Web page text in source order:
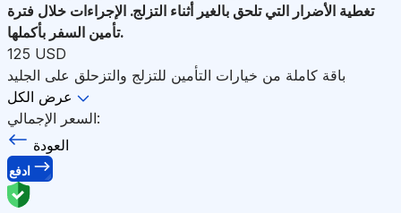
تغطية الأضرار التي تلحق بالغير أثناء التزلج. الإجراءات خلال فترة
تأمين السفر بأكملها.
125 USD
باقة كاملة من خيارات التأمين للتزلج والتزحلق على الجليد
عرض الكل
السعر الإجمالي:
العودة
ادفع